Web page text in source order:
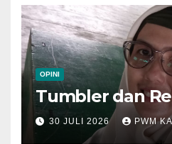
OPINI
Tumbler dan
30 JULI 2026 PWM